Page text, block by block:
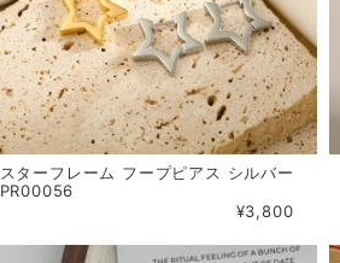
スターフレーム フープピアス シルバー
PR00056
¥3,800